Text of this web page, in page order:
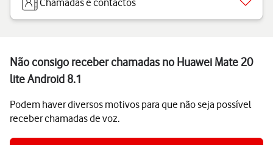
Chamadas e contactos
Não consigo receber chamadas no Huawei Mate 20
lite Android 8.1
Podem haver diversos motivos para que não seja possível
receber chamadas de voz.